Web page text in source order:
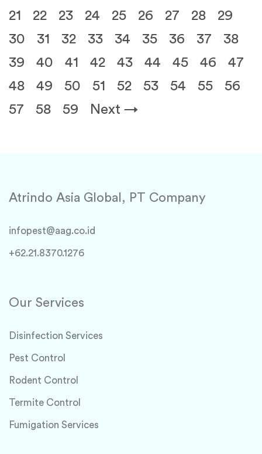
21
22 23 24 25 26 27 28
29
30
31 32 33 34 35 36 37
38
39
40 41 42 43 44 45 46
47
48
49 50 51 52 53 54 55
56
57
58 59 Next →
Atrindo Asia Global, PT Company
infopest@aag.co.id
+62.21.8370.1276
Our Services
Disinfection Services
Pest Control
Rodent Control
Termite Control
Fumigation Services